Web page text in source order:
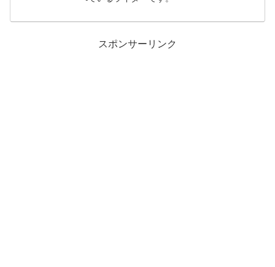
スポンサーリンク